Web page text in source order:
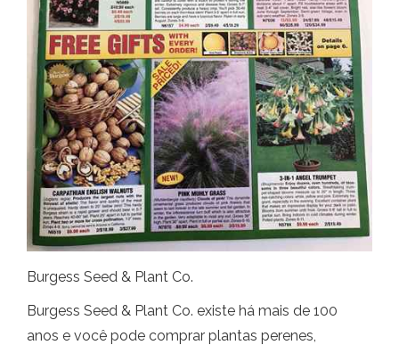
Burgess Seed & Plant Co.
Burgess Seed & Plant Co. existe há mais de 100
anos e você pode comprar plantas perenes,